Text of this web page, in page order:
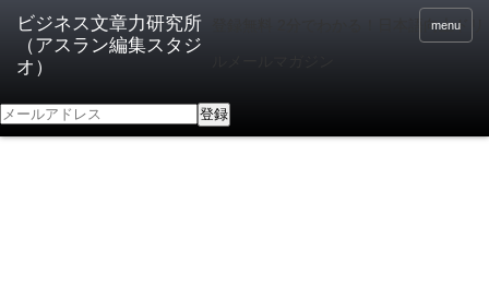
menu
登録無料 2分でわかる！日本語向上ドリ